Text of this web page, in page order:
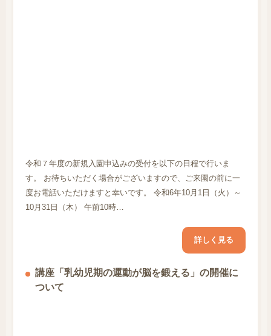
令和７年度の新規入園申込みの受付を以下の日程で行いま
す。 お待ちいただく場合がございますので、ご来園の前に一
度お電話いただけますと幸いです。 令和6年10月1日（火）～
10月31日（木） 午前10時…
詳しく見る
講座「乳幼児期の運動が脳を鍛える」の開催に
ついて